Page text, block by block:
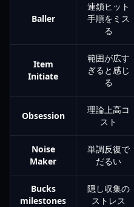
Baller
連鎖ヒット
手順をミス
る
Item
Initiate
範囲が広す
ぎると感じ
る
Obsession
理論上高コ
スト
Noise
Maker
単調反復で
だるい
Bucks
milestones
隠し収集の
ストレス